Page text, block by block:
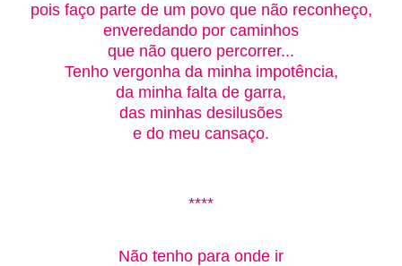
pois faço parte de um povo que não reconheço,
enveredando por caminhos
que não quero percorrer...
Tenho vergonha da minha impotência,
da minha falta de garra,
das minhas desilusões
e do meu cansaço.
****
Não tenho para onde ir